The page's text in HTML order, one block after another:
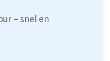
– snel en